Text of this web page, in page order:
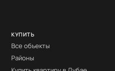
КУПИТЬ
Все объекты
Районы